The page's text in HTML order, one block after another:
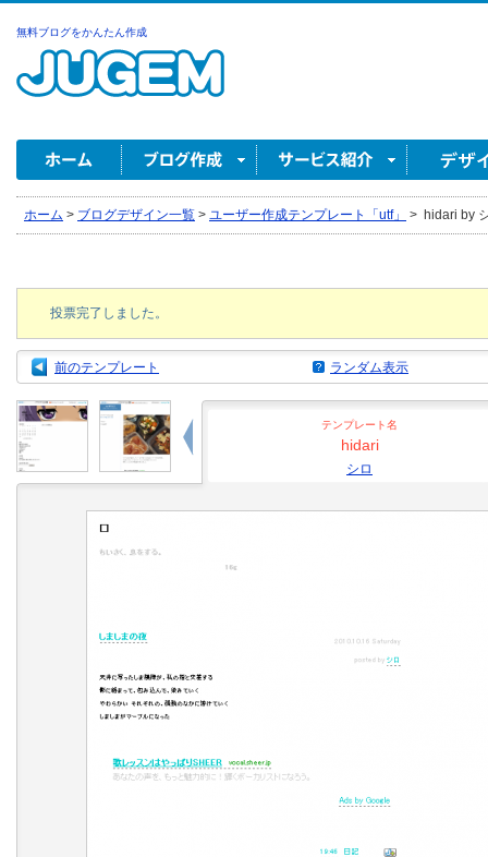
無料ブログをかんたん作成
ホーム > ブログデザイン一覧 > ユーザー作成テンプレート「utf」 > hidari by
投票完了しました。
前のテンプレート ランダム表示
テンプレート名
hidari
シロ